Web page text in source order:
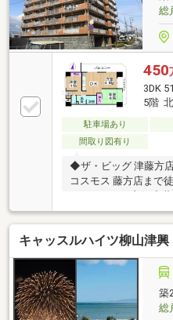
総
450
3DK
5階
駐車場あり
間取り図有り
◆ザ・ビッグ 津藤方
コスモス 藤方店まで
へのアクセス良好◆
キャッスルハイツ柳山津興
築
総